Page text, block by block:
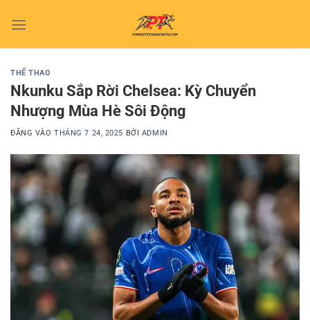
qua
THỂ THAO
Nkunku Sắp Rời Chelsea: Kỳ Chuyển
Nhượng Mùa Hè Sôi Động
ĐĂNG VÀOTHÁNG 7 24, 2025 BỞI ADMIN